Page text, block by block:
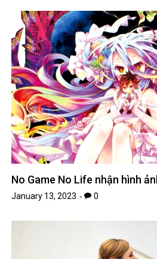
No Game No Life nhận hình
January 13, 2023 0